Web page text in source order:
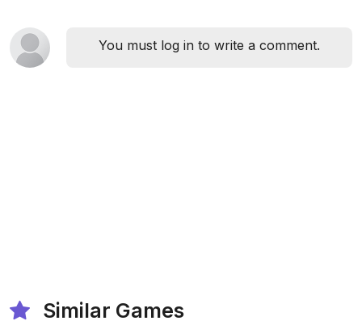
You must log in to write a comment.
Similar Games